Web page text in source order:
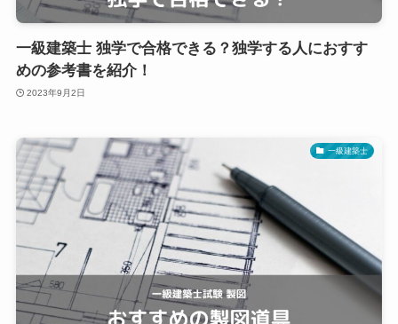
一級建築士 独学で合格できる？独学する人におすす
めの参考書を紹介！
2023年9月2日
一級建築士